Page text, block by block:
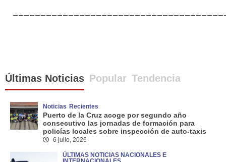
Últimas Noticias Popular Tendencia
Noticias Recientes
Puerto de la Cruz acoge por segundo año
consecutivo las jornadas de formación para
policías locales sobre inspección de auto-taxis
6 julio, 2026
ÚLTIMAS NOTICIAS NACIONALES E